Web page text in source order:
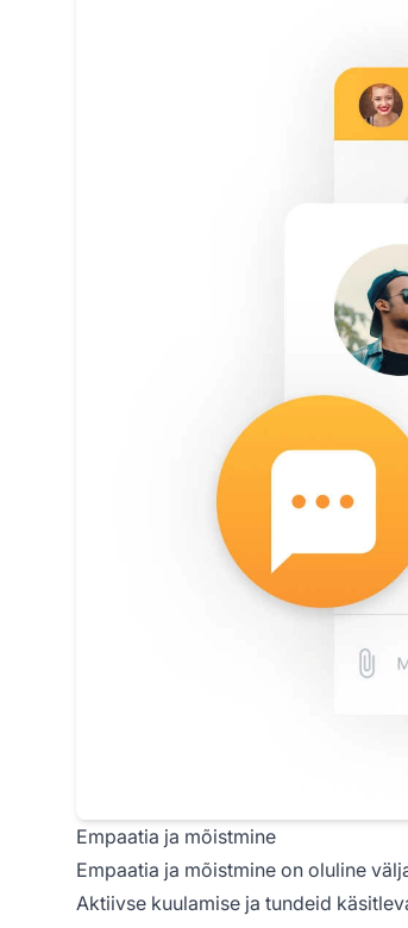
Empaatia ja mõistmine
Empaatia ja mõistmine on oluline
Aktiivse kuulamise ja tundeid